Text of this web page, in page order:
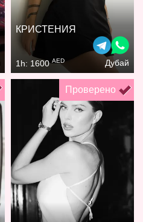
КРИСТЕНИЯ
1h: 1600AED Дубай
Проверено